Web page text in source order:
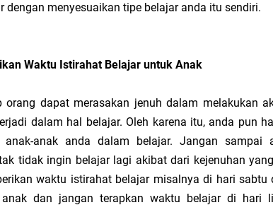
dengan menyesuaikan tipe belajar anda itu sendiri.
Waktu Istirahat Belajar untuk Anak
orang dapat merasakan jenuh dalam melakukan
dalam hal belajar. Oleh karena itu, anda pun
anak-anak anda dalam belajar. Jangan sampai
tidak ingin belajar lagi akibat dari kejenuhan
waktu istirahat belajar misalnya di hari sabtu
dan jangan terapkan waktu belajar di hari